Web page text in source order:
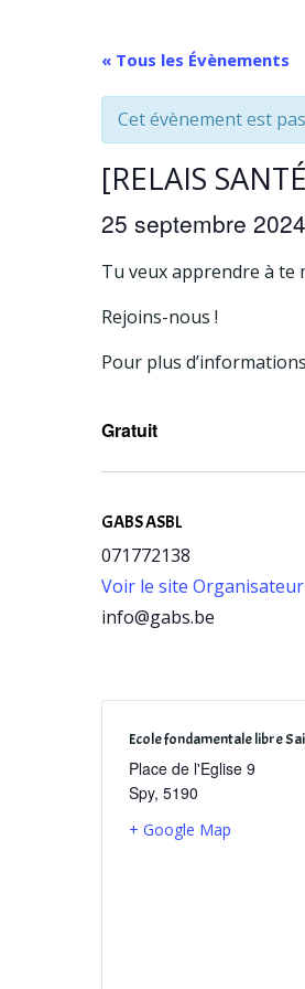
« Tous les Évènements
Cet évènement est
[RELAIS
25 septembre 2024
Tu veux apprendre à te
Rejoins-nous !
Pour plus
Gratuit
GABS ASBL
071772138
Voir le site Organisateur
info@gabs.be
Ecole fondamentale libre
Place de l'Eglise 9
Spy, 5190
+ Google Map